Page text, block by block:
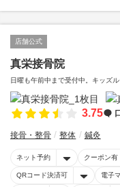
店舗公式
真栄接骨院
日曜も午前中まで受付中。キッズ
3.75
接骨・整骨 整体 鍼灸
ネット予約 クーポン有
QRコード決済可 電子